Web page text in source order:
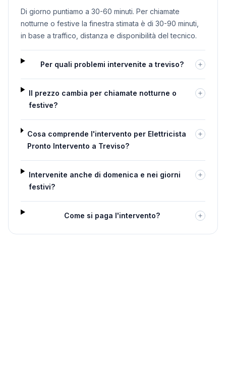
Di giorno puntiamo a 30-60 minuti. Per chiamate
notturne o festive la finestra stimata è di 30-90 minuti,
in base a traffico, distanza e disponibilità del tecnico.
Per quali problemi intervenite a treviso?
Il prezzo cambia per chiamate notturne o
festive?
Cosa comprende l'intervento per Elettricista
Pronto Intervento a Treviso?
Intervenite anche di domenica e nei giorni
festivi?
Come si paga l'intervento?